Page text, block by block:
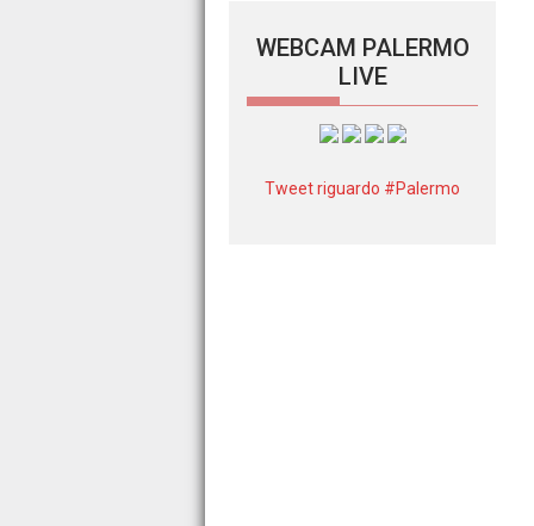
WEBCAM PALERMO
LIVE
Tweet riguardo #Palermo